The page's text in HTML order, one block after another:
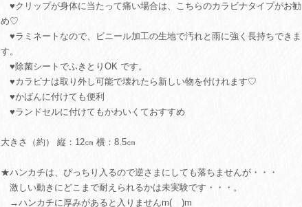
♥クリップが身体に当たって痛い場合は、こちらのカラビナタイプがお勧
め♡
♥ラミネートなので、ビニール加工の生地で汚れと雨に強く長持ちできま
す。
♥除菌シートでふきとりOK です。
♥カラビナは取り外し可能で壊れたら新しい物を付けれます♡
♥かばんに付けても便利
♥ランドセルに付けてもかわいくておすすめ
大きさ（約） 縦：12㎝ 横：8.5㎝
★ハンカチは、ぴっちり入るので逆さまにしても落ちませんが・・・
激しい動きにどこまで耐えられるかは未実験です・・・。
→ハンカチに厚みがあると入りませんm(__)m